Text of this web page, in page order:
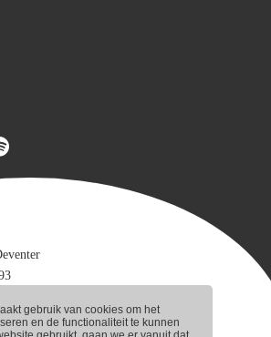
gebruik van cookies om het
en de functionaliteit te kunnen